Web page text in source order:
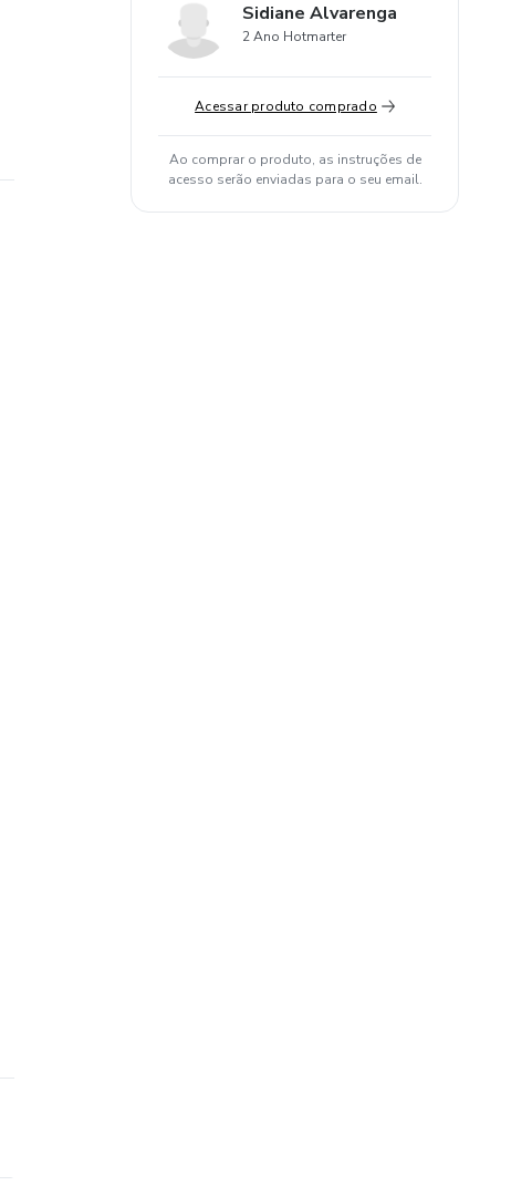
Sidiane Alvarenga
2 Ano Hotmarter
Acessar produto comprado
Ao comprar o produto, as instruções de
acesso serão enviadas para o seu email.